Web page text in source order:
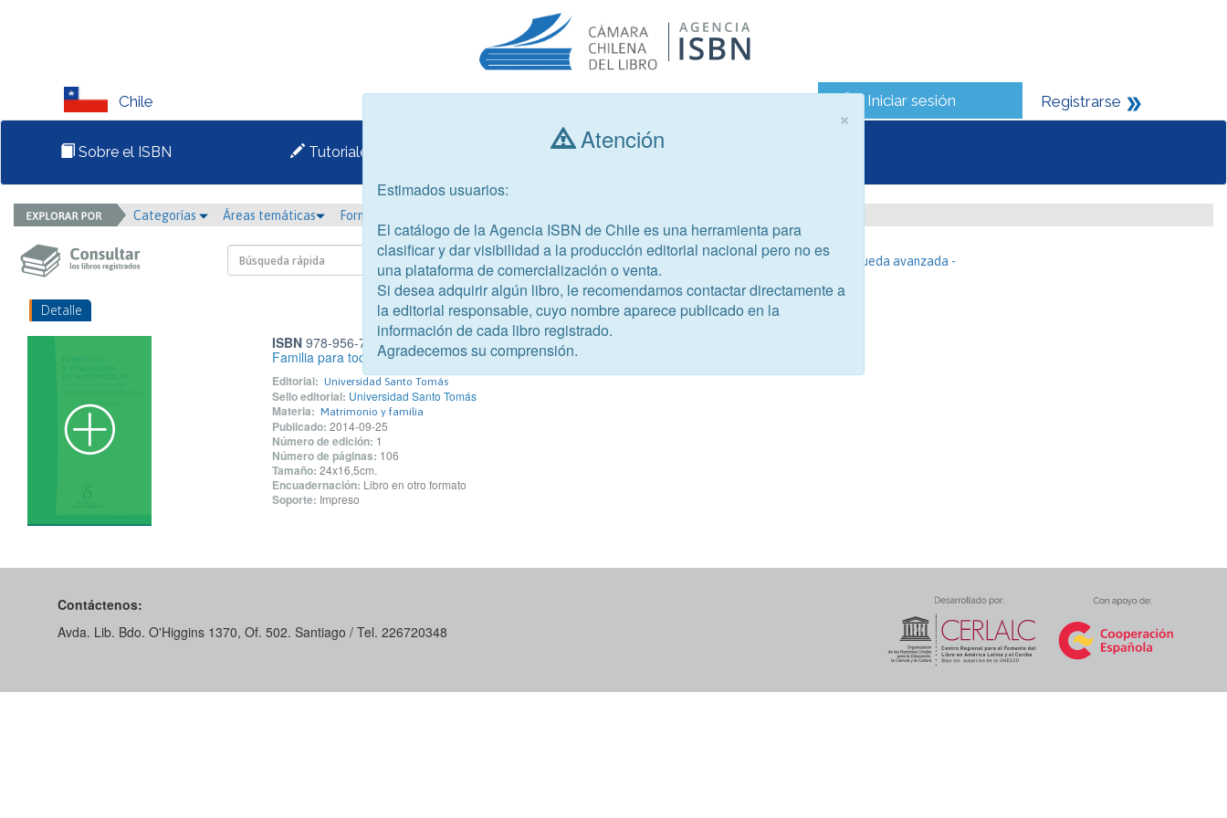
Chile Iniciar sesión Registrarse
Sobre el ISBN Tutoriales Consultar libros
Categorías Áreas temáticas Formato
- Búsqueda avanzada -
Detalle
ISBN978-956-7946-29-7
Familia para todos. IV Congreso Chileno de Familia
Editorial: Universidad Santo Tomás
Sello editorial: Universidad Santo Tomás
Materia: Matrimonio y familia
Publicado: 2014-09-25
Número de edición: 1
Número de páginas: 106
Tamaño: 24x16,5cm.
Encuadernación: Libro en otro formato
Soporte: Impreso
Contáctenos:
Avda. Lib. Bdo. O'Higgins 1370, Of. 502. Santiago / Tel. 226720348
×
Atención
Estimados usuarios:
El catálogo de la Agencia ISBN de Chile es una herramienta para
clasificar y dar visibilidad a la producción editorial nacional pero no es
una plataforma de comercialización o venta.
Si desea adquirir algún libro, le recomendamos contactar directamente a
la editorial responsable, cuyo nombre aparece publicado en la
información de cada libro registrado.
Agradecemos su comprensión.